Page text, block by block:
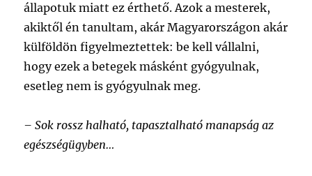
állapotuk miatt ez érthető. Azok a mesterek,
akiktől én tanultam, akár Magyarországon akár
külföldön figyelmeztettek: be kell vállalni,
hogy ezek a betegek másként gyógyulnak,
esetleg nem is gyógyulnak meg.
– Sok rossz halható, tapasztalható manapság az
egészségügyben…